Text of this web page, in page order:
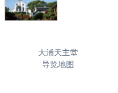
大浦天主堂
导览地图